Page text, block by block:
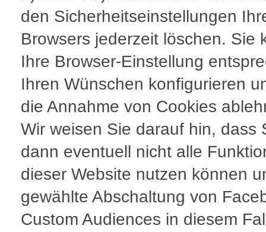
den Sicherheitseinstellungen
Browsers jederzeit löschen. Sie
Ihre Browser-Einstellung
Ihren Wünschen konfigurieren
die Annahme von Cookies
Wir weisen Sie darauf hin, dass
dann eventuell nicht alle
dieser Website nutzen können
gewählte Abschaltung von
Custom Audiences in diesem